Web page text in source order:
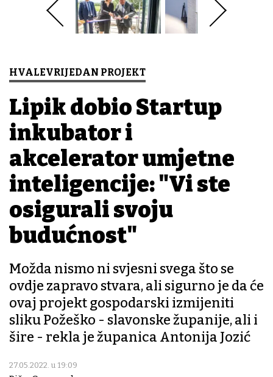
HVALEVRIJEDAN PROJEKT
Lipik dobio Startup
inkubator i
akcelerator umjetne
inteligencije: "Vi ste
osigurali svoju
budućnost"
Možda nismo ni svjesni svega što se
ovdje zapravo stvara, ali sigurno je da će
ovaj projekt gospodarski izmijeniti
sliku Požeško - slavonske županije, ali i
šire - rekla je županica Antonija Jozić
27.05.2022. u 19:09